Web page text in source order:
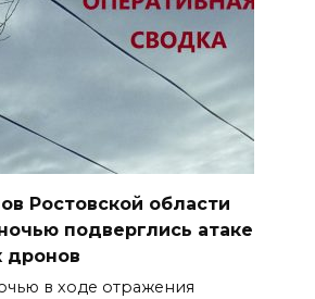
Ростовской области
подверглись атаке
дронов
в ходе отражения